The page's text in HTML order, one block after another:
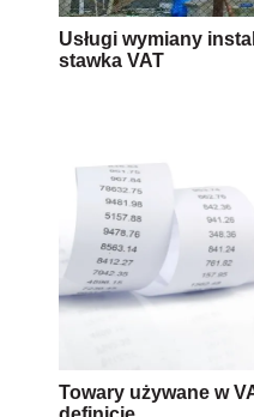
Usługi wymiany
stawka VAT
Towary używane w